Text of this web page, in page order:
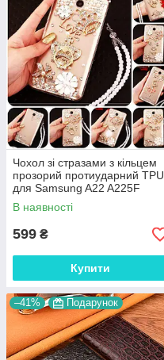
Чохол зі стразами з кільцем
прозорий протиударний TPU
для Samsung A22 A225F
"ROYALER"
В наявності
599 ₴
Купити
–41% Подарунок